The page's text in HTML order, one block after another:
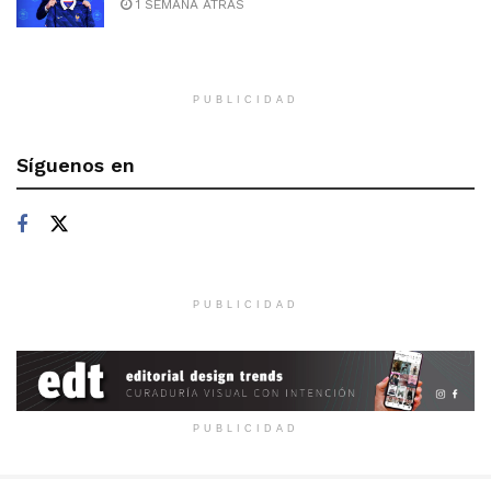
1 SEMANA ATRÁS
PUBLICIDAD
Síguenos en
PUBLICIDAD
PUBLICIDAD